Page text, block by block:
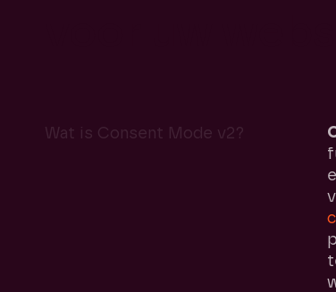
Wat is Consent Mode v2?